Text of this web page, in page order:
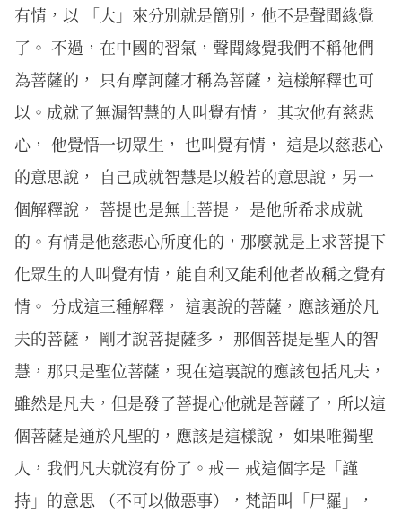
有情，以 「大」來分別就是簡別，他不是聲聞緣覺
了。 不過，在中國的習氣，聲聞緣覺我們不稱他們
為菩薩的， 只有摩訶薩才稱為菩薩，這樣解釋也可
以。成就了無漏智慧的人叫覺有情， 其次他有慈悲
心， 他覺悟一切眾生， 也叫覺有情， 這是以慈悲心
的意思說， 自己成就智慧是以般若的意思說，另一
個解釋說， 菩提也是無上菩提， 是他所希求成就
的。有情是他慈悲心所度化的，那麼就是上求菩提下
化眾生的人叫覺有情，能自利又能利他者故稱之覺有
情。 分成這三種解釋， 這裏說的菩薩，應該通於凡
夫的菩薩， 剛才說菩提薩多， 那個菩提是聖人的智
慧，那只是聖位菩薩，現在這裏說的應該包括凡夫，
雖然是凡夫，但是發了菩提心他就是菩薩了，所以這
個菩薩是通於凡聖的，應該是這樣說， 如果唯獨聖
人，我們凡夫就沒有份了。戒－ 戒這個字是「謹
持」的意思 （不可以做惡事），梵語叫「尸羅」，